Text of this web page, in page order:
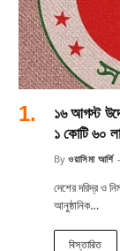
১৬ আগস্ট
১ কোটি ৬০
By ওয়াসিমা আর্শি
দেশের দরিদ্র ও
আনুষ্ঠানিক…
বিস্তারিত